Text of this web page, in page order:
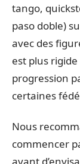
tango,
paso doble)
avec des
est plus
progression
certaines
Nous
commencer